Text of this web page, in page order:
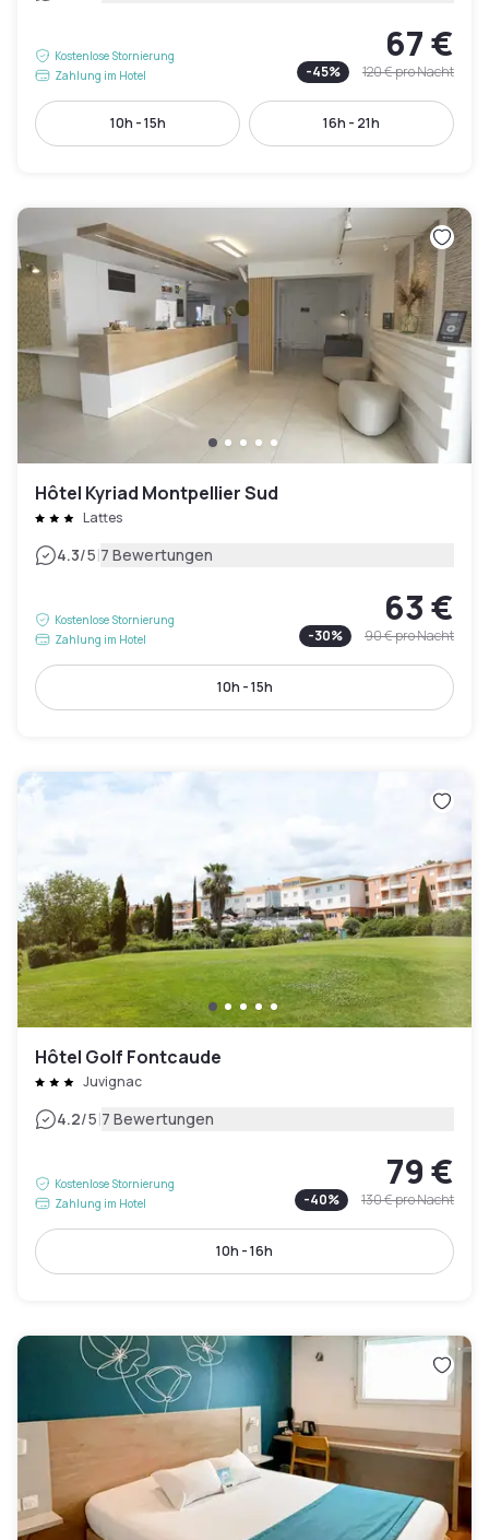
Kostenlose Stornierung
Zahlung im Hotel
67 €
-45% 120 €pro Nacht
10h - 15h 16h - 21h
Hôtel Kyriad Montpellier Sud
Lattes
4.3/5|7 Bewertungen
Kostenlose Stornierung
Zahlung im Hotel
63 €
-30% 90 €pro Nacht
10h - 15h
Hôtel Golf Fontcaude
Juvignac
4.2/5|7 Bewertungen
Kostenlose Stornierung
Zahlung im Hotel
79 €
-40% 130 €pro Nacht
10h - 16h